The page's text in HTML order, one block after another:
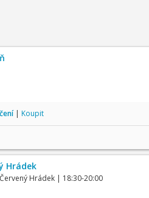
| Koupit
Hrádek
Hrádek | 18:30-20:00